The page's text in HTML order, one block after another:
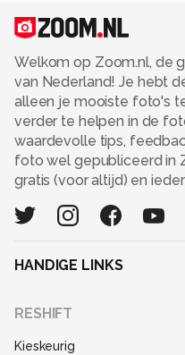
Welkom op Zoom.nl, de
van Nederland! Je hebt
alleen je mooiste foto's
verder te helpen in de
waardevolle tips,
foto wel gepubliceerd in
gratis (voor altijd) en
HANDIGE LINKS
RESHIFT
Kieskeurig